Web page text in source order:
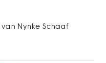
Nynke Schaaf